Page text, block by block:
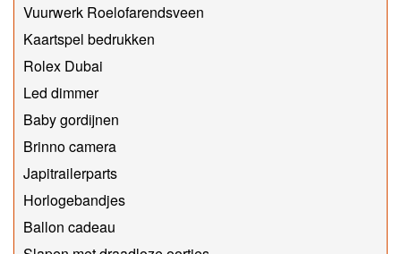
Vuurwerk Roelofarendsveen
Kaartspel bedrukken
Rolex Dubai
Led dimmer
Baby gordijnen
Brinno camera
Japitrailerparts
Horlogebandjes
Ballon cadeau